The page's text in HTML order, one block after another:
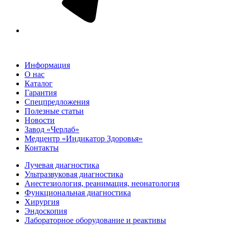
Информация
О нас
Каталог
Гарантия
Спецпредложения
Полезные статьи
Новости
Завод «Черлаб»
Медцентр «Индикатор Здоровья»
Контакты
Лучевая диагностика
Ультразвуковая диагностика
Анестезиология, реанимация, неонатология
Функциональная диагностика
Хирургия
Эндоскопия
Лабораторное оборудование и реактивы